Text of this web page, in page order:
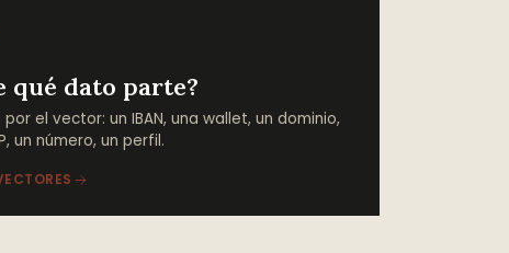
qué dato parte?
por el vector: un IBAN, una wallet, un dominio,
un número, un perfil.